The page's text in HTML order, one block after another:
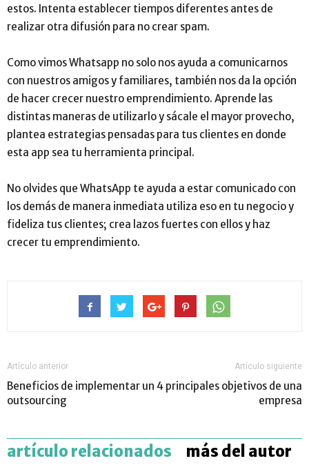
estos. Intenta establecer tiempos diferentes antes de
realizar otra difusión para no crear spam.
Como vimos Whatsapp no solo nos ayuda a comunicarnos
con nuestros amigos y familiares, también nos da la opción
de hacer crecer nuestro emprendimiento. Aprende las
distintas maneras de utilizarlo y sácale el mayor provecho,
plantea estrategias pensadas para tus clientes en donde
esta app sea tu herramienta principal.
No olvides que WhatsApp te ayuda a estar comunicado con
los demás de manera inmediata utiliza eso en tu negocio y
fideliza tus clientes; crea lazos fuertes con ellos y haz
crecer tu emprendimiento.
Artículo anterior
Beneficios de implementar un
outsourcing
Artículo siguiente
4 principales objetivos de una
empresa
artículo relacionados más del autor